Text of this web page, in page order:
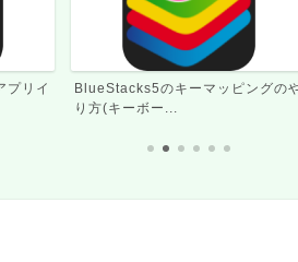
グのや
LDPlayerの初期設定とアプリイン
ストールのやり方